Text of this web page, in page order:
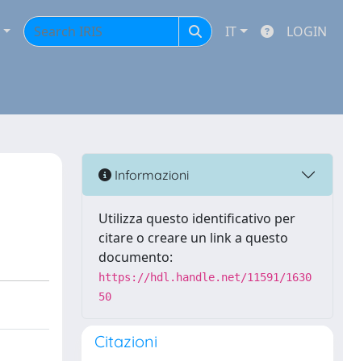
IT LOGIN
Informazioni
Utilizza questo identificativo per
citare o creare un link a questo
documento:
https://hdl.handle.net/11591/1630
50
Citazioni